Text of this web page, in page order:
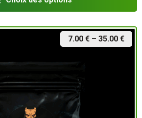
7.00 € – 35.00 €